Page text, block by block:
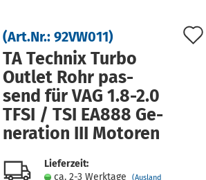
(Art.Nr.: 92VW011)
TA Tech­nix Turbo
Out­let Rohr pas­
send für VAG 1.8-2.0
TFSI / TSI EA888 Ge­
nera­ti­on III Mo­to­ren
Lieferzeit:
ca. 2-3 Werktage
(Ausland